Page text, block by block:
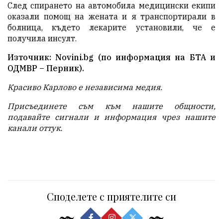
След спирането на автомобила медицински екипи
оказали помощ на жената и я транспортирали в
болница, където лекарите установили, че е
получила инсулт.
Източник: Novini.bg (по информация на БТА и
ОДМВР – Перник).
Красиво Карлово е независима медия.
Присъединете съм към нашите общности,
подавайте сигнали и информация чрез нашите
канали оттук.
Споделете с приятелите си